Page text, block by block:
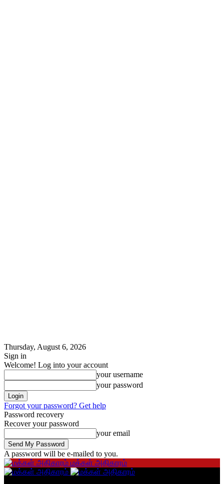
Thursday, August 6, 2026
Sign in
Welcome! Log into your account
your username
your password
Forgot your password? Get help
Password recovery
Recover your password
your email
A password will be e-mailed to you.
மக்கள் அதிகாரம்